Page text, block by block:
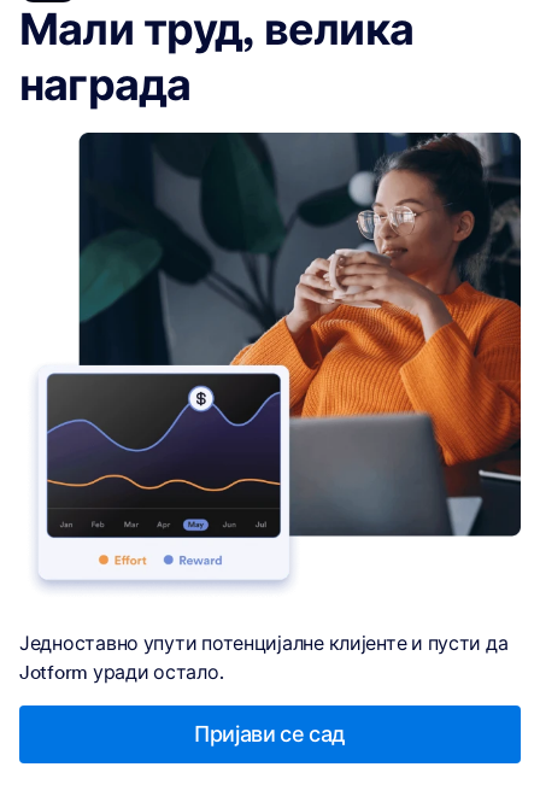
Мали труд, велика
награда
Једноставно упути потенцијалне клијенте и пусти да
Jotform уради остало.
Пријави се сад